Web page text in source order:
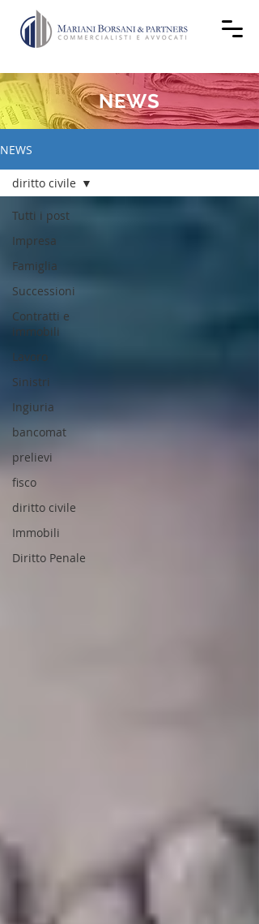
NEWS
NEWS
Tutti i post
Impresa
Famiglia
Successioni
Contratti e
immobili
Lavoro
Sinistri
Ingiuria
bancomat
prelievi
fisco
diritto civile
Immobili
Diritto Penale
diritto civile